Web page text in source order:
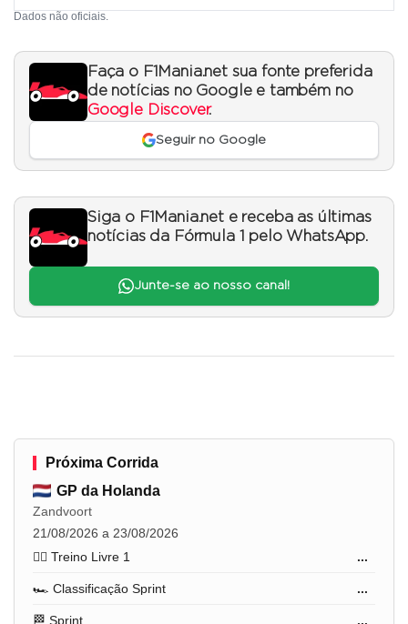
Dados não oficiais.
Faça o F1Mania.net sua fonte preferida
de notícias no Google e também no
Google Discover.
Seguir no Google
Siga o F1Mania.net e receba as últimas
notícias da Fórmula 1 pelo WhatsApp.
Junte-se ao nosso canal!
Próxima Corrida
GP da Holanda
Zandvoort
21/08/2026 a 23/08/2026
🏋️‍♂️ Treino Livre 1
...
🏎️ Classificação Sprint ...
🏁 Sprint ...